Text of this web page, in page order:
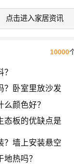
点击进入家居资讯
10000
？卧室里放沙发
颜色好？
态板的优缺点是
？墙上安装悬空
热吗？